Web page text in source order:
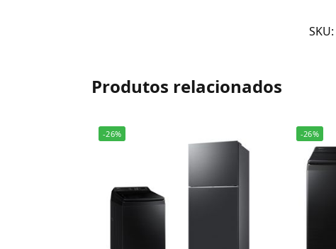
SKU:
Produtos relacionados
-26% -26%